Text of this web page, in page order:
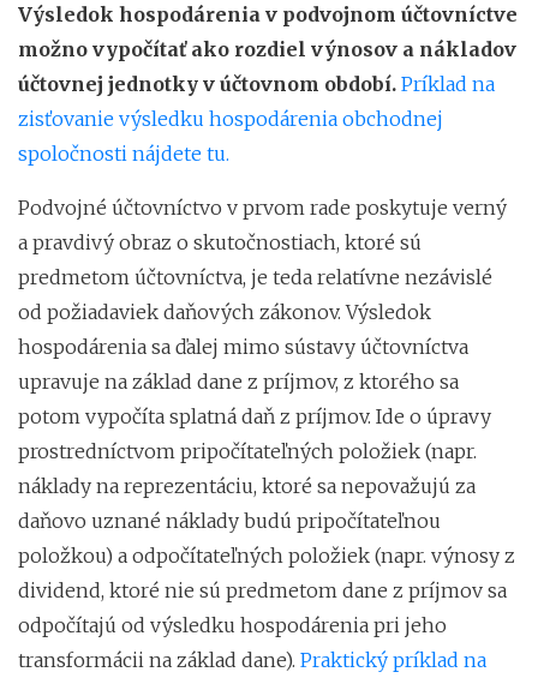
Výsledok hospodárenia v podvojnom účtovníctve
možno vypočítať ako rozdiel výnosov a nákladov
účtovnej jednotky v účtovnom období. Príklad na
zisťovanie výsledku hospodárenia obchodnej
spoločnosti nájdete tu.
Podvojné účtovníctvo v prvom rade poskytuje verný
a pravdivý obraz o skutočnostiach, ktoré sú
predmetom účtovníctva, je teda relatívne nezávislé
od požiadaviek daňových zákonov. Výsledok
hospodárenia sa ďalej mimo sústavy účtovníctva
upravuje na základ dane z príjmov, z ktorého sa
potom vypočíta splatná daň z príjmov. Ide o úpravy
prostredníctvom pripočítateľných položiek (napr.
náklady na reprezentáciu, ktoré sa nepovažujú za
daňovo uznané náklady budú pripočítateľnou
položkou) a odpočítateľných položiek (napr. výnosy z
dividend, ktoré nie sú predmetom dane z príjmov sa
odpočítajú od výsledku hospodárenia pri jeho
transformácii na základ dane). Praktický príklad na